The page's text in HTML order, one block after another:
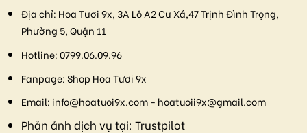
Địa chỉ: Hoa Tươi 9x, 3A Lô A2 Cư Xá,47 Trịnh Đình Trọng,
Phường 5, Quận 11
Hotline:0799.06.09.96
Fanpage:Shop Hoa Tươi 9x
Email: info@hoatuoi9x.com - hoatuoii9x@gmail.com
Phản ảnh dịch vụ tại: Trustpilot